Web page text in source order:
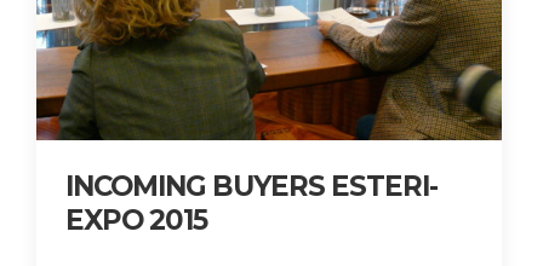
INCOMING BUYERS ESTERI-
EXPO 2015